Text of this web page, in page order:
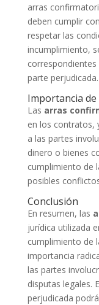
arras
deben cumplir
respetar las
incumplimiento,
parte perjudicada.
Importancia
Las arras
en los contratos,
a las partes
dinero o bienes
cumplimiento de
posibles
Conclusión
En resumen, las
jurídica utilizada
cumplimiento de
importancia
las partes
disputas legales.
perjudicada